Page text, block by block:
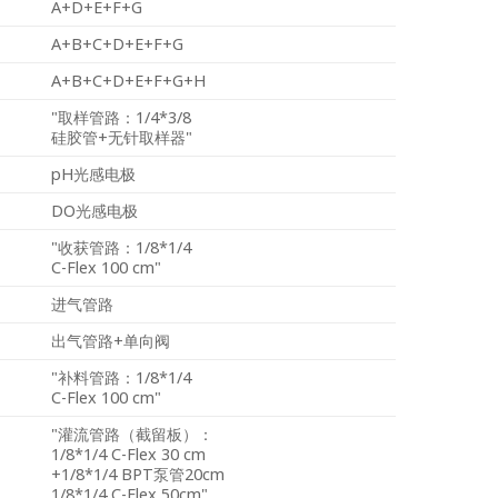
A+D+E+F+G
A+B+C+D+E+F+G
A+B+C+D+E+F+G+H
"取样管路：1/4*3/8
硅胶管+无针取样器"
pH光感电极
DO光感电极
"收获管路：1/8*1/4
C-Flex 100 cm"
进气管路
出气管路+单向阀
"补料管路：1/8*1/4
C-Flex 100 cm"
"灌流管路（截留板）：
1/8*1/4 C-Flex 30 cm
+1/8*1/4 BPT泵管20cm